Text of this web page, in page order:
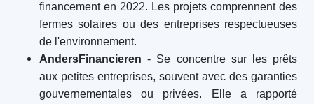
financement en 2022. Les projets comprennent des
fermes solaires ou des entreprises respectueuses
de l'environnement.
AndersFinancieren - Se concentre sur les prêts
aux petites entreprises, souvent avec des garanties
gouvernementales ou privées. Elle a rapporté